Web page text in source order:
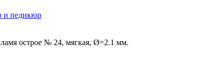
и педикюр
острое № 24, мягкая, Ø=2.1 мм.